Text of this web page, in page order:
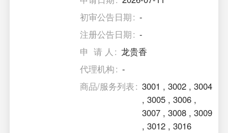
初审公告日期
-
注册公告日期
-
申 请 人
龙贵香
代理机构
-
商品/服务列表
3001 ,3002 ,3004
,3005 ,3006 ,
3007 ,3008 ,3009
,3012 ,3016